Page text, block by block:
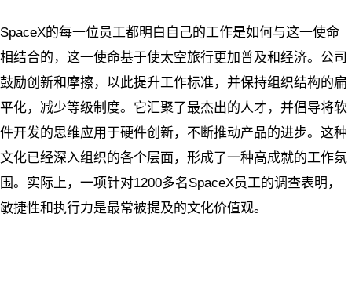
SpaceX的每一位员工都明白自己的工作是如何与这一使命
相结合的，这一使命基于使太空旅行更加普及和经济。公司
鼓励创新和摩擦，以此提升工作标准，并保持组织结构的扁
平化，减少等级制度。它汇聚了最杰出的人才，并倡导将软
件开发的思维应用于硬件创新，不断推动产品的进步。这种
文化已经深入组织的各个层面，形成了一种高成就的工作氛
围。实际上，一项针对1200多名SpaceX员工的调查表明，
敏捷性和执行力是最常被提及的文化价值观。